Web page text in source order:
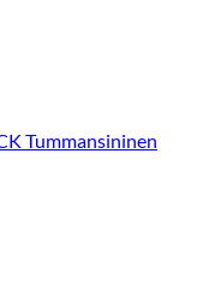
Tummansininen